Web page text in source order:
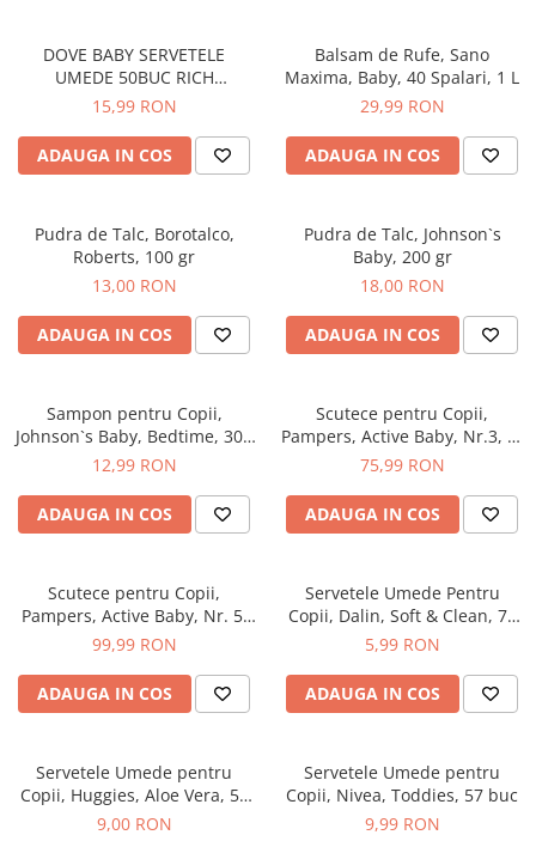
Igiena Intima
Absorbante
Absorbante Incontinenta
Absorbante Zilnice
Lotiuni si Geluri Intime
Servetele Intime
Servetele Umede pentru Adulti
Igiena Orala
Apa de Gura
Ingrijire Buze
Ingrijirea Parului
Balsam de Par
Produse Styling
Sampon pentru Barbati
Sampon Uscat
Vopsea de Par
Ingrijirea Tenului
Creme de Fata
Demachiere
Solutii Curatare Pardoseli
Solutii Curatare Suprafete Diverse
Solutii Intretinere Textile
Decoratiuni interior
Hartie Igienica
Ingrijire Incaltaminte
Lavete si Bureti
Rezerva Mop, Faras, Perie
Saci Menajeri
DOVE BABY SERVETELE
UMEDE 50BUC RICH
MOISTURE
15,99 RON
ADAUGA IN COS
Balsam de Rufe, Sano
Maxima, Baby, 40 Spalari, 1 L
29,99 RON
ADAUGA IN COS
Pudra de Talc, Borotalco,
Roberts, 100 gr
13,00 RON
ADAUGA IN COS
Pudra de Talc, Johnson`s
Baby, 200 gr
18,00 RON
ADAUGA IN COS
Sampon pentru Copii,
Johnson`s Baby, Bedtime, 300
ml
12,99 RON
ADAUGA IN COS
Scutece pentru Copii,
Pampers, Active Baby, Nr.3, 6-
10 Kg, 54 buc
75,99 RON
ADAUGA IN COS
Scutece pentru Copii,
Pampers, Active Baby, Nr. 5,
11-16 Kg, 64 buc
99,99 RON
ADAUGA IN COS
Servetele Umede Pentru
Copii, Dalin, Soft & Clean, 72
buc
5,99 RON
ADAUGA IN COS
Servetele Umede pentru
Copii, Huggies, Aloe Vera, 56
Buc
9,00 RON
Servetele Umede pentru
Copii, Nivea, Toddies, 57 buc
9,99 RON